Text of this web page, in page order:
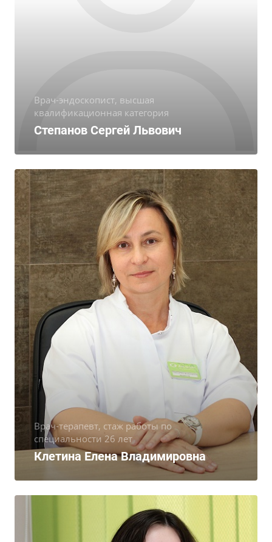
Врач-эндоскопист, высшая
квалификационная категория
Степанов Сергей Львович
Врач-терапевт, стаж работы по
специальности 26 лет
Клетина Елена Владимировна